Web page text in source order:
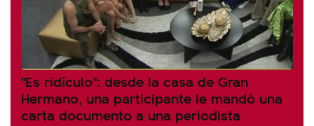
"Es ridículo": desde la casa de Gran
Hermano, una participante le mandó una
carta documento a una periodista